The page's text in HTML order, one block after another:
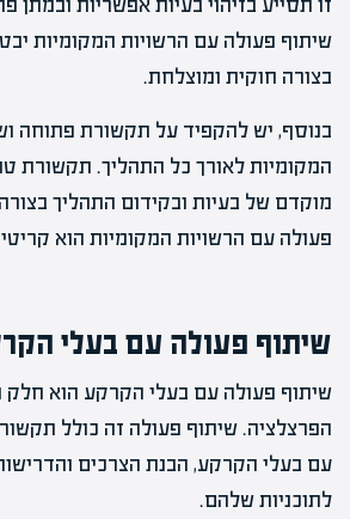
שיתוף פעולה עם הרשויות המקומיות
בצורה חוקית ומוצלחת.
בנוסף, יש להקפיד על תקשורת פתוחה
המקומיות לאורך כל התהליך. תקשורת
מוקדם של בעיות ובקידום התהליך
פעולה עם הרשויות המקומיות הוא
שיתוף פעולה עם בעלי
שיתוף פעולה עם בעלי הקרקע הוא חלק
הפרצלציה. שיתוף פעולה זה כולל
עם בעלי הקרקע, הבנת הצרכים
לתוכניות שלהם.